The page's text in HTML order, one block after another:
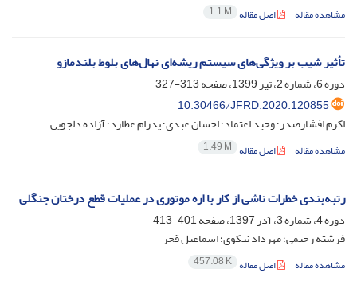
مشاهده مقاله اصل مقاله 1.1 M
تأثیر شیب بر ویژگی‌های سیستم ریشه‌ای نهال‌های بلوط بلندمازو‌
دوره 6، شماره 2، تیر 1399، صفحه
313-327
10.30466/JFRD.2020.120855
اکرم افشارصدر؛ وحید اعتماد؛ احسان عبدی؛ پدرام عطارد؛ آزاده دلجویی
مشاهده مقاله اصل مقاله 1.49 M
رتبه‌بندی خطرات ناشی از کار با اره موتوری در عملیات قطع درختان جنگلی
دوره 4، شماره 3، آذر 1397، صفحه
401-413
فرشته رحیمی؛ مهرداد نیکوی؛ اسماعیل قجر
مشاهده مقاله اصل مقاله 457.08 K